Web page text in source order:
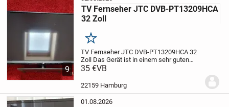
9
TV Fernseher JTC DVB-PT13209HCA
32 Zoll
Merken
TV Fernseher JTC DVB-PT13209HCA 32
Zoll Das Gerät ist in einem sehr guten
Zustand, voll funktionsfähig ....
Solange die Anzeige online ist, steht...
35 €VB
22159 Hamburg
01.08.2026